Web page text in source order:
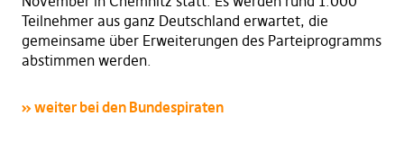
Teilnehmer aus ganz Deutschland erwartet, die
gemeinsame über Erweiterungen des Parteiprogramms
abstimmen werden.
» weiter bei den Bundespiraten